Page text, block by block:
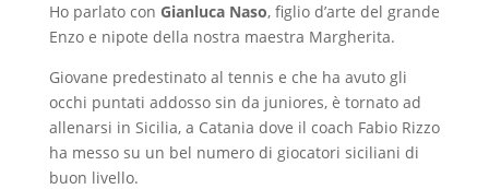
Ho parlato con Gianluca Naso, figlio d’arte del grande
Enzo e nipote della nostra maestra Margherita.
Giovane predestinato al tennis e che ha avuto gli
occhi puntati addosso sin da juniores, è tornato ad
allenarsi in Sicilia, a Catania dove il coach Fabio Rizzo
ha messo su un bel numero di giocatori siciliani di
buon livello.